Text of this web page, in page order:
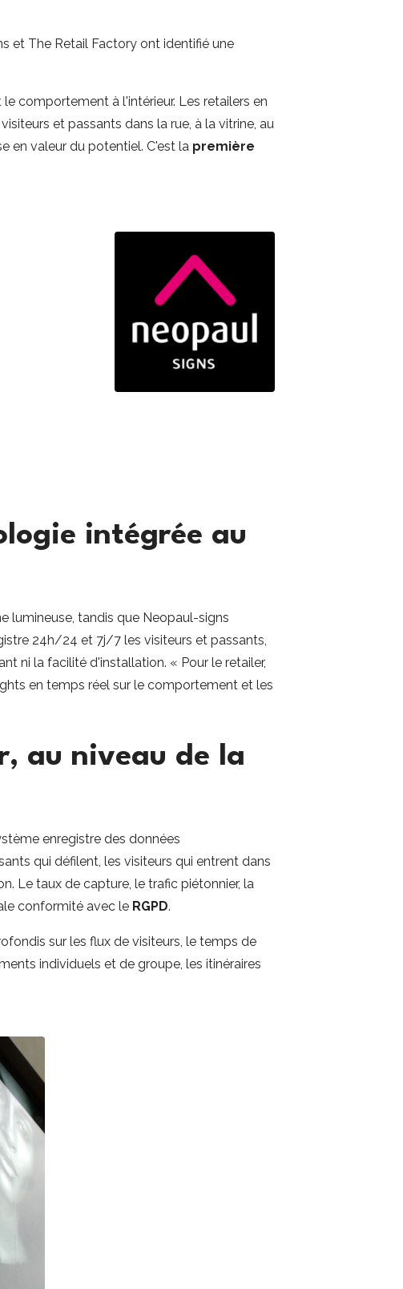
et The Retail Factory ont identifié une
comportement à l'intérieur. Les retailers en
et passants dans la rue, à la vitrine, au
en valeur du potentiel. C'est la première
intégrée au
lumineuse, tandis que Neopaul-signs
24h/24 et 7j/7 les visiteurs et passants,
ni la facilité d'installation. « Pour le retailer,
en temps réel sur le comportement et les
au niveau de la
enregistre des données
qui défilent, les visiteurs qui entrent dans
Le taux de capture, le trafic piétonnier, la
conformité avec le RGPD.
sur les flux de visiteurs, le temps de
individuels et de groupe, les itinéraires